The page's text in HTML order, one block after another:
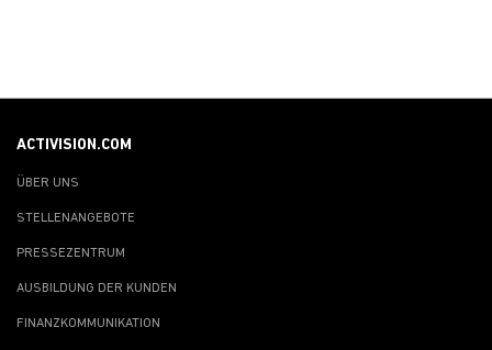
ACTIVISION.COM
ÜBER UNS
STELLENANGEBOTE
PRESSEZENTRUM
AUSBILDUNG DER KUNDEN
FINANZKOMMUNIKATION